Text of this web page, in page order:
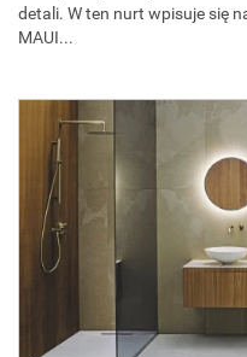
detali. W ten nurt wpisuje się
MAUI...